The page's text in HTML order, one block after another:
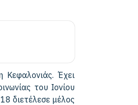
Έχει
του Ιονίου
διετέλεσε μέλος